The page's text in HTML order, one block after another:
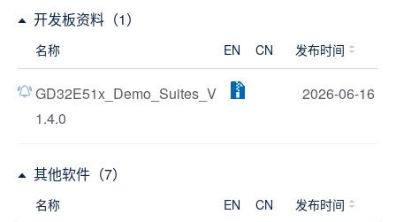
开发板资料（1）
名称 EN CN 发布时间
GD32E51x_Demo_Suites_V
1.4.0
2026-06-16
其他软件（7）
名称 EN CN 发布时间